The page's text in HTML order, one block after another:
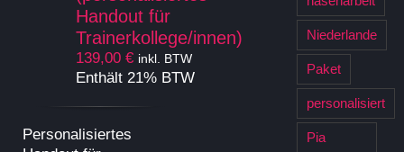
der
Produktseite
gewählt
werden
Handout für
Trainerkollege/innen)
139,00€ inkl. BTW
Enthält 21% BTW
Personalisiertes
Niederlande
Paket
personalisiert
Pia